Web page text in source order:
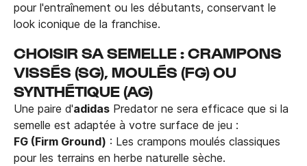
pour l'entraînement ou les débutants, conservant le
look iconique de la franchise.
CHOISIR SA SEMELLE : CRAMPONS
VISSÉS (SG), MOULÉS (FG) OU
SYNTHÉTIQUE (AG)
Une paire d'adidas Predator ne sera efficace que si la
semelle est adaptée à votre surface de jeu :
FG (Firm Ground) : Les crampons moulés classiques
pour les terrains en herbe naturelle sèche.